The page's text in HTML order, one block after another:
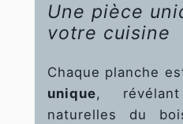
Une pièce
votre cuisine
Chaque planche
unique,
naturelles du
visite. Si vous
refusez ces
cookies,
fonctionnalités
disparaîtront
du site Web.